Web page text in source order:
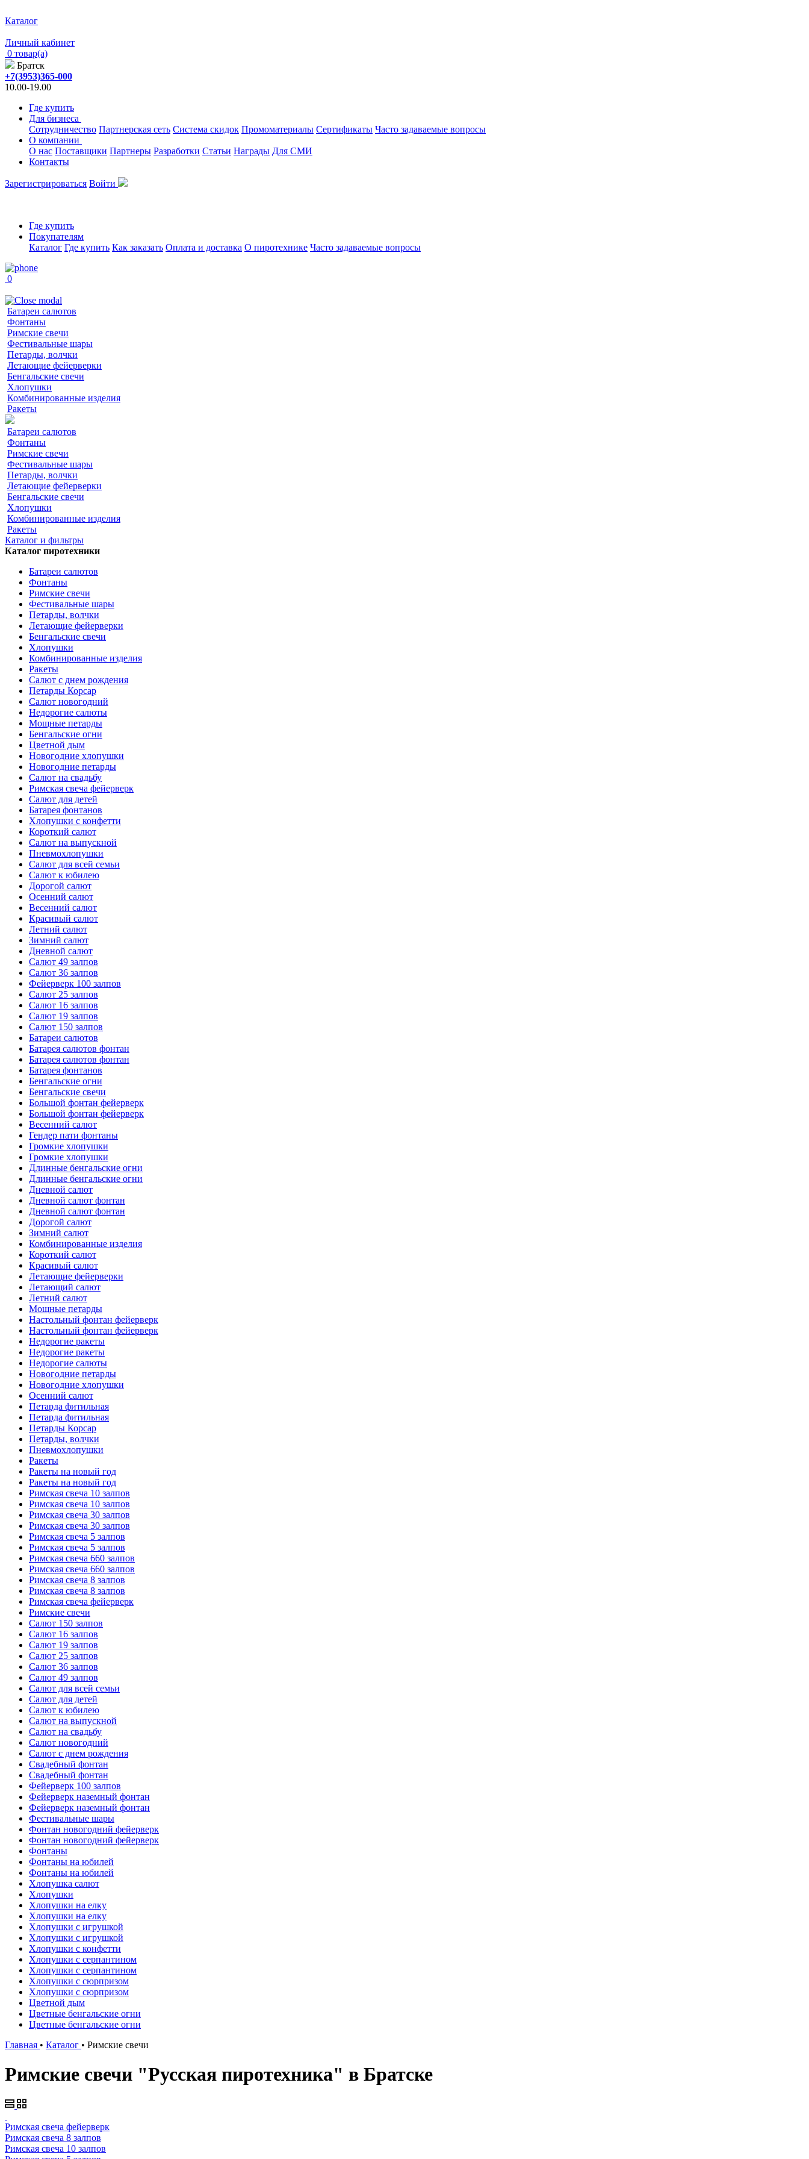
Каталог
Личный кабинет
0 товар(а)
Братск
+7(3953)365-000
10.00-19.00
Где купить
Для бизнеса
Сотрудничество Партнерская сеть Система скидок Промоматериалы Сертификаты Часто задаваемые вопросы
О компании
О нас Поставщики Партнеры Разработки Статьи Награды Для СМИ
Контакты
Зарегистрироваться Войти
Где купить
Покупателям
Каталог Где купить Как заказать Оплата и доставка О пиротехнике Часто задаваемые вопросы
0
Батареи салютов
Фонтаны
Римские свечи
Фестивальные шары
Петарды, волчки
Летающие фейерверки
Бенгальские свечи
Хлопушки
Комбинированные изделия
Ракеты
Батареи салютов
Фонтаны
Римские свечи
Фестивальные шары
Петарды, волчки
Летающие фейерверки
Бенгальские свечи
Хлопушки
Комбинированные изделия
Ракеты
Каталог и фильтры
Каталог пиротехники
Батареи салютов
Фонтаны
Римские свечи
Фестивальные шары
Петарды, волчки
Летающие фейерверки
Бенгальские свечи
Хлопушки
Комбинированные изделия
Ракеты
Салют с днем рождения
Петарды Корсар
Салют новогодний
Недорогие салюты
Мощные петарды
Бенгальские огни
Цветной дым
Новогодние хлопушки
Новогодние петарды
Салют на свадьбу
Римская свеча фейерверк
Салют для детей
Батарея фонтанов
Хлопушки с конфетти
Короткий салют
Салют на выпускной
Пневмохлопушки
Салют для всей семьи
Салют к юбилею
Дорогой салют
Осенний салют
Весенний салют
Красивый салют
Летний салют
Зимний салют
Дневной салют
Салют 49 залпов
Салют 36 залпов
Фейерверк 100 залпов
Салют 25 залпов
Салют 16 залпов
Салют 19 залпов
Салют 150 залпов
Батареи салютов
Батарея салютов фонтан
Батарея салютов фонтан
Батарея фонтанов
Бенгальские огни
Бенгальские свечи
Большой фонтан фейерверк
Большой фонтан фейерверк
Весенний салют
Гендер пати фонтаны
Громкие хлопушки
Громкие хлопушки
Длинные бенгальские огни
Длинные бенгальские огни
Дневной салют
Дневной салют фонтан
Дневной салют фонтан
Дорогой салют
Зимний салют
Комбинированные изделия
Короткий салют
Красивый салют
Летающие фейерверки
Летающий салют
Летний салют
Мощные петарды
Настольный фонтан фейерверк
Настольный фонтан фейерверк
Недорогие ракеты
Недорогие ракеты
Недорогие салюты
Новогодние петарды
Новогодние хлопушки
Осенний салют
Петарда фитильная
Петарда фитильная
Петарды Корсар
Петарды, волчки
Пневмохлопушки
Ракеты
Ракеты на новый год
Ракеты на новый год
Римская свеча 10 залпов
Римская свеча 10 залпов
Римская свеча 30 залпов
Римская свеча 30 залпов
Римская свеча 5 залпов
Римская свеча 5 залпов
Римская свеча 660 залпов
Римская свеча 660 залпов
Римская свеча 8 залпов
Римская свеча 8 залпов
Римская свеча фейерверк
Римские свечи
Салют 150 залпов
Салют 16 залпов
Салют 19 залпов
Салют 25 залпов
Салют 36 залпов
Салют 49 залпов
Салют для всей семьи
Салют для детей
Салют к юбилею
Салют на выпускной
Салют на свадьбу
Салют новогодний
Салют с днем рождения
Свадебный фонтан
Свадебный фонтан
Фейерверк 100 залпов
Фейерверк наземный фонтан
Фейерверк наземный фонтан
Фестивальные шары
Фонтан новогодний фейерверк
Фонтан новогодний фейерверк
Фонтаны
Фонтаны на юбилей
Фонтаны на юбилей
Хлопушка салют
Хлопушки
Хлопушки на елку
Хлопушки на елку
Хлопушки с игрушкой
Хлопушки с игрушкой
Хлопушки с конфетти
Хлопушки с серпантином
Хлопушки с серпантином
Хлопушки с сюрпризом
Хлопушки с сюрпризом
Цветной дым
Цветные бенгальские огни
Цветные бенгальские огни
Главная • Каталог • Римские свечи
Римские свечи "Русская пиротехника" в Братске
Римская свеча фейерверк
Римская свеча 8 залпов
Римская свеча 10 залпов